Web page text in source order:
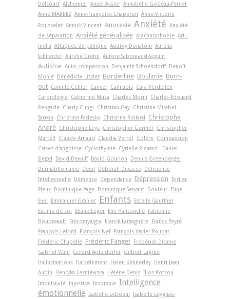
Delcourt Alzheimer Anaël Assier Annabelle Godeau-Pernet
Anne MARREZ Anne-Françoise Chaperon Anne-Victoire
Rousselet Annick Vincent Anorexie Anxiété Anxiété
de séparation Anxiété généralisée Arachnophobie Art-­
mella Attaques de panique Audrey Donatoni Aurélia
Schneider Aurélie Crétin Aurore Sabouraud-Séguin
Autisme Auto-compassion Benjamin Schoendorff
Benoît
Monié
Bénédicte Litzler Borderline Boulimie Burn-
out Camille Cellier Cancer Cannabis Cara Verdellen
Cardiologie Catherine Musa Charles Morin
Charles-Édouard
Rengade Charly Cungi Christian Gay Christine Mirabel-
Sarron
Christine Padesky Christine Rollard
Christophe
André Christophe Leys Christopher Germer Christopher
Martell
Claude Arnaud Claudia Verret Colère Compassion
Crises d'angoisse Cyclothymie Cyrielle Richard
Daniel
Siegel
David Dewulf David Gourion
Dennis Greenberger
Dermatillomanie
Deuil Déborah Ducasse
Déficience
Intellectuelle
Démence Dépendance Dépression
Didier
Pleux
Dominique Page Dominique Servant Douleur
Eline
Snel
Emmanuel Granier Enfants
Estelle Gauthier
Estime de soi
Éliane Léger Élie Hantouche
Fabienne
Boudreault
Fibromyalgie Franck Lamagnère
Franck Peyré
François Lelord
François Nef
François-Xavier Poudat
Frédéric Chapelle Frédéric Fanget
Frédérick Dionne
Gabriel Wahl
Gérard Apfeldorfer Gilbert Lagrue
Hallucinations
Harcèlement Helen Kennerley
Henri-Jean
Aubin
Henryka Lesniewska Hélène Denis Ilios Kotsou
Impulsivité Injustice Insomnie Intelligence
émotionnelle Isabelle Leboeuf Isabelle Leygnac-